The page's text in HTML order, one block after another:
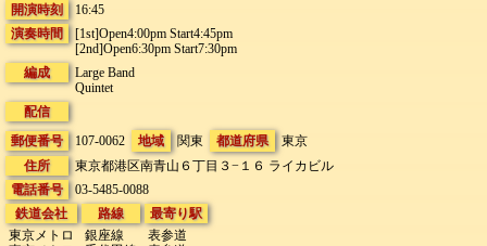
開演時刻
16:45
演奏時間
[1st]Open4:00pm Start4:45pm
[2nd]Open6:30pm Start7:30pm
編成
Large Band
Quintet
配信
郵便番号
107-0062 地域 関東 都道府県
東京
住所
東京都港区南青山６丁目３−１６ ライカビル
電話番号
03-5485-0088
鉄道会社
東京メトロ
路線
銀座線
最寄り駅
表参道